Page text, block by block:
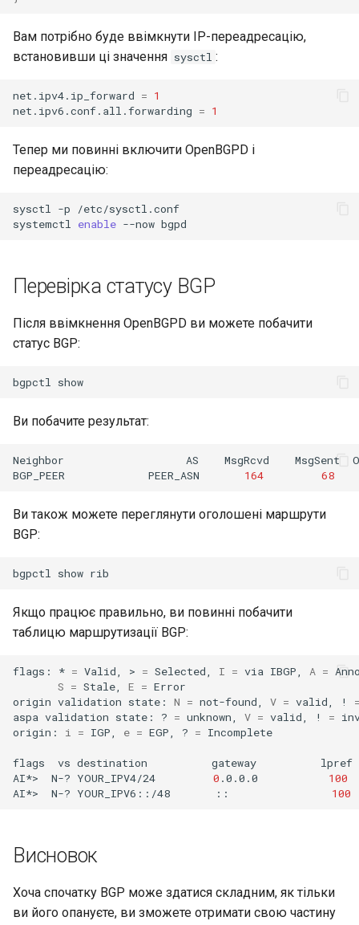
Вам потрібно буде ввімкнути IP-переадресацію,
встановивши ці значення sysctl :
net.ipv4.ip_forward = 1
net.ipv6.conf.all.forwarding = 1
Тепер ми повинні включити OpenBGPD і
переадресацію:
sysctl -p
/etc/sysctl.conf
systemctl
enable --now
Перевірка статусу BGP
Після ввімкнення OpenBGPD ви можете побачити
статус BGP:
bgpctl
Ви побачите результат:
Neighbor AS MsgRcvd MsgSent
BGP_PEER
PEER_ASN 164 68
Ви також можете переглянути оголошені маршрути
BGP:
bgpctl show
Якщо працює правильно, ви повинні побачити
таблицю маршрутизації BGP:
flags: * = Valid, > = Selected, I = via IBGP, A =
S = Stale, E = Error
origin validation state: N = not-found, V = valid, !
aspa validation state: ? = unknown, V = valid, ! =
origin:
i = IGP, e = EGP, ? = Incomplete
flags vs destination gateway
lpref
AI*>
N-? YOUR_IPV4/24 0 .0.0.0
100
AI*>
N-? YOUR_IPV6::/48 :: 100
Висновок
Хоча спочатку BGP може здатися складним, як тільки
ви його опануєте, ви зможете отримати свою частину